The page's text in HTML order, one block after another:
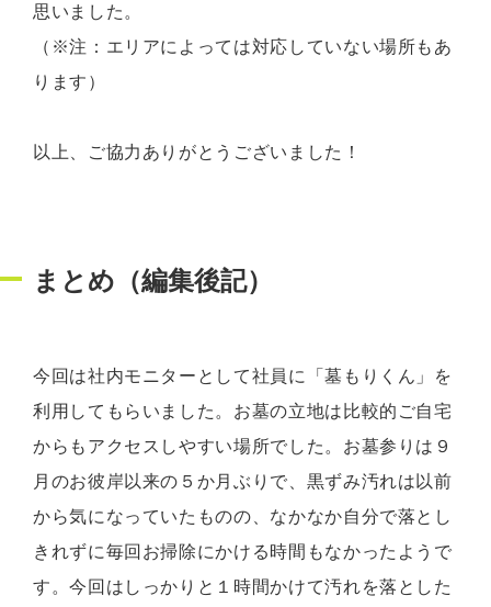
思いました。
（※注：エリアによっては対応していない場所もあ
ります）
以上、ご協力ありがとうございました！
まとめ（編集後記）
今回は社内モニターとして社員に「墓もりくん」を
利用してもらいました。お墓の立地は比較的ご自宅
からもアクセスしやすい場所でした。お墓参りは９
月のお彼岸以来の５か月ぶりで、黒ずみ汚れは以前
から気になっていたものの、なかなか自分で落とし
きれずに毎回お掃除にかける時間もなかったようで
す。今回はしっかりと１時間かけて汚れを落とした